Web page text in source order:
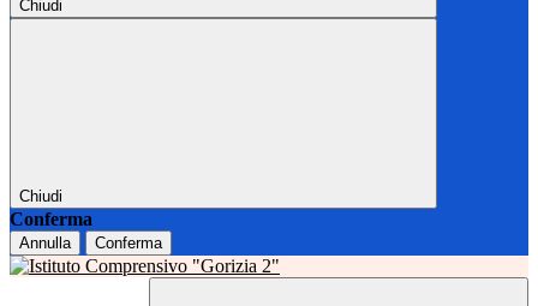
Chiudi
Chiudi
Conferma
Annulla Conferma